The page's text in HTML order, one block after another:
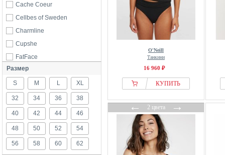
Cache Coeur
Cellbes of Sweden
Charmline
Cupshe
FatFace
Fiorella Rubino
From Germany With Love
Fuurstenberg
Grimaldimare
H.I.S
Lascana
LIDEA
Размер
S M L XL
32 34 36 38
40 42 44 46
48 50 52 54
56 58 60 62
O'Neill
Танкини
16 960 ₽
КУПИТЬ
←2 цвета→